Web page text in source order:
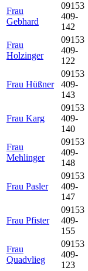
Frau
Gebhard
09153
409-
142
Frau
Holzinger
09153
409-
122
Frau Hüßner
09153
409-
143
Frau Karg
09153
409-
140
Frau
Mehlinger
09153
409-
148
Frau Pasler
09153
409-
147
Frau Pfister
09153
409-
155
Frau
Quadvlieg
09153
409-
123